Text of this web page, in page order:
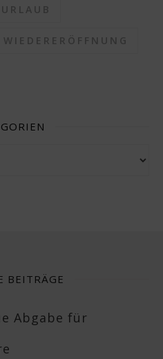
URLAUB
WIEDERERÖFFNUNG
BEITRÄGE
Abgabe für